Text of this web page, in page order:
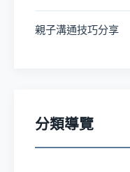
親子溝通技巧分享
分類導覽